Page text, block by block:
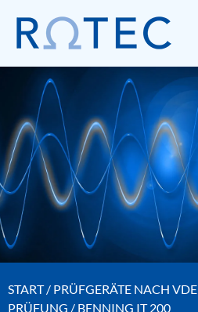
START/ PRÜFGERÄTE NACH VDE
PRÜFUNG / BENNING IT 200